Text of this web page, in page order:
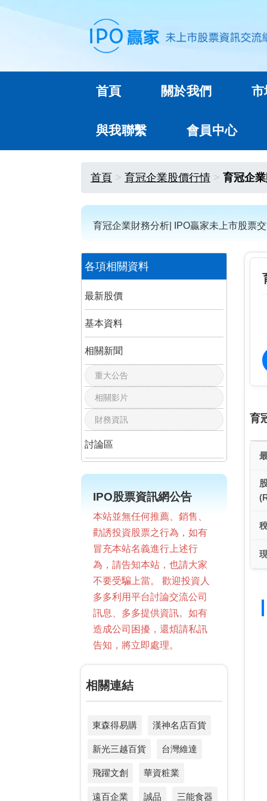
首頁 關於我們 市
與我聯繫 會員中心
首頁 育冠企業股價行情 育冠企
育冠企業財務分析| IPO贏家未上市股票
各項相關資料
最新股價
基本資料
相關新聞
重大公告
相關影片
財務資訊
討論區
IPO股票資訊網公告
本站並無任何推薦、銷售、
勸誘投資股票之行為，如有
冒充本站名義進行上述行
為，請告知本站，也請大家
不要受騙上當。 歡迎投資人
多多利用平台討論交流公司
訊息、多多提供資訊。如有
造成公司困擾，還煩請私訊
告知，將立即處理。
相關連結
東森得易購 漢神名店百貨
新光三越百貨 台灣維達
飛躍文創 華資粧業
遠百企業 誠品 三能食器
育